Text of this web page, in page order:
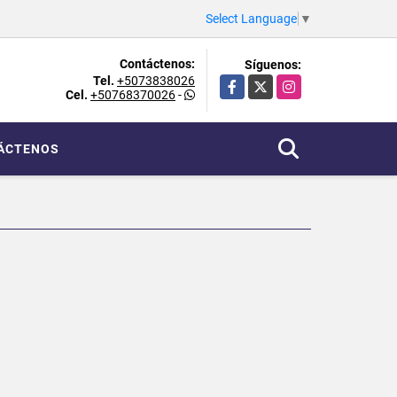
Select Language ▼
Contáctenos:
Tel. +5073838026
Cel. +50768370026-
Síguenos:
Facebook
X Instagram